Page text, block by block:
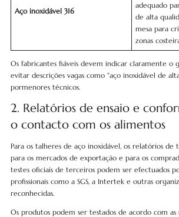
Aço inoxidável 316
adequado
de alta
mesa para
zonas
Os fabricantes fiáveis devem indicar claramente o
evitar descrições vagas como "aço inoxidável de
pormenores técnicos.
2. Relatórios de ensaio e
o contacto com os alimentos
Para os talheres de aço inoxidável, os relatórios de
para os mercados de exportação e para os
testes oficiais de terceiros podem ser efectuados
profissionais como a SGS, a Intertek e outras
reconhecidas.
Os produtos podem ser testados de acordo com as